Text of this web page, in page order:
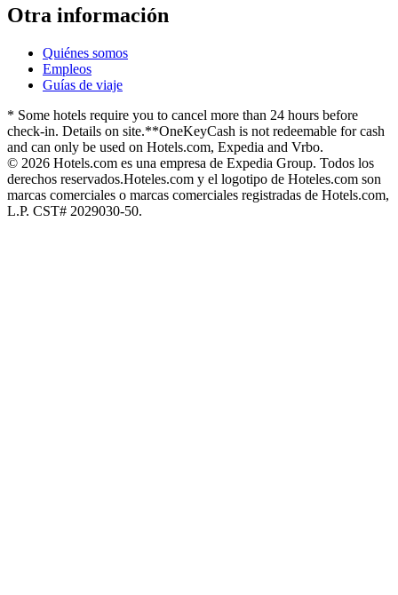
Otra información
Quiénes somos
Empleos
Guías de viaje
* Some hotels require you to cancel more than 24 hours before
check-in. Details on site.**OneKeyCash is not redeemable for cash
and can only be used on Hotels.com, Expedia and Vrbo.
© 2026 Hotels.com es una empresa de Expedia Group. Todos los
derechos reservados.Hoteles.com y el logotipo de Hoteles.com son
marcas comerciales o marcas comerciales registradas de Hotels.com,
L.P. CST# 2029030-50.